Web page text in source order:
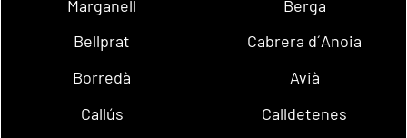
Marganell
Berga
Bellprat
Cabrera d´Anoia
Borredà
Avià
Callús
Calldetenes